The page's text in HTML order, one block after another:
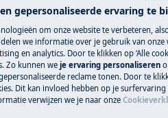
Réparation par
Fixez un rendez-
qualifiés
qualités
gepersonaliseerde ervaring te
om onze website te verbeteren,
we informatie over je gebruik van onze
en analytics. Door te klikken op ‘Alle
Zo kunnen weje ervaring personaliseren
reclame tonen. Door te
Dit kan invloed hebben op je
verwijzen we je naar onze